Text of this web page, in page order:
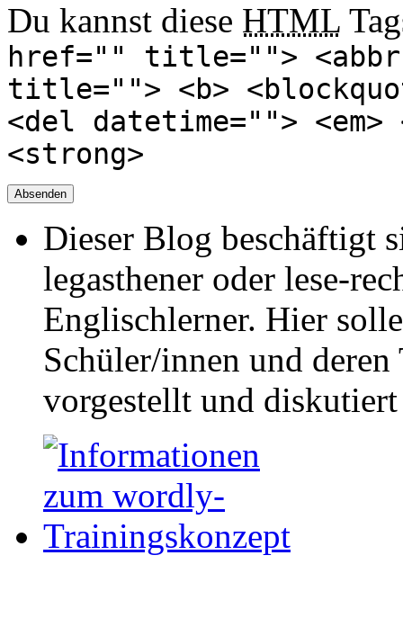
Du kannst diese HTML
href="" title="">
title=""> <b>
<del datetime="">
<strong>
Dieser Blog beschäftigt
legasthener oder lese-
Englischlerner. Hier
Schüler/innen und
vorgestellt und